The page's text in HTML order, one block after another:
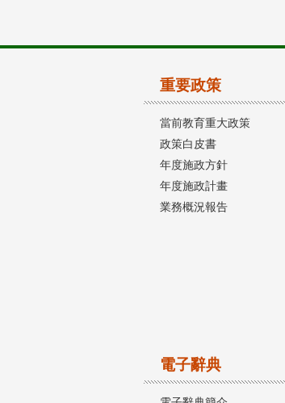
重要政策
當前教育重大政策
政策白皮書
年度施政方針
年度施政計畫
業務概況報告
電子辭典